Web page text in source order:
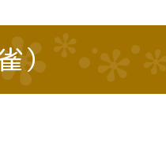
）